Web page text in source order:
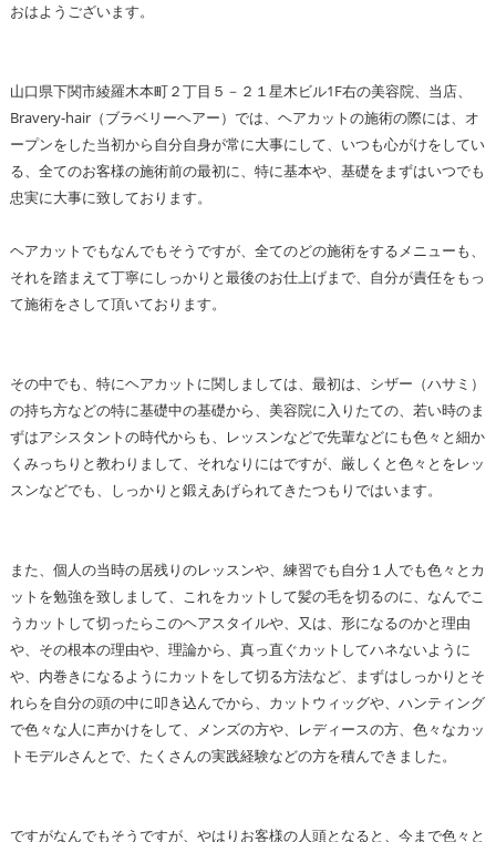
おはようございます。
山口県下関市綾羅木本町２丁目５－２１星木ビル1F右の美容院、当店、
Bravery-hair（ブラベリーヘアー）では、ヘアカットの施術の際には、オ
ープンをした当初から自分自身が常に大事にして、いつも心がけをしてい
る、全てのお客様の施術前の最初に、特に基本や、基礎をまずはいつでも
忠実に大事に致しております。
ヘアカットでもなんでもそうですが、全てのどの施術をするメニューも、
それを踏まえて丁寧にしっかりと最後のお仕上げまで、自分が責任をもっ
て施術をさして頂いております。
その中でも、特にヘアカットに関しましては、最初は、シザー（ハサミ）
の持ち方などの特に基礎中の基礎から、美容院に入りたての、若い時のま
ずはアシスタントの時代からも、レッスンなどで先輩などにも色々と細か
くみっちりと教わりまして、それなりにはですが、厳しくと色々とをレッ
スンなどでも、しっかりと鍛えあげられてきたつもりではいます。
また、個人の当時の居残りのレッスンや、練習でも自分１人でも色々とカ
ットを勉強を致しまして、これをカットして髪の毛を切るのに、なんでこ
うカットして切ったらこのヘアスタイルや、又は、形になるのかと理由
や、その根本の理由や、理論から、真っ直ぐカットしてハネないように
や、内巻きになるようにカットをして切る方法など、まずはしっかりとそ
れらを自分の頭の中に叩き込んでから、カットウィッグや、ハンティング
で色々な人に声かけをして、メンズの方や、レディースの方、色々なカッ
トモデルさんとで、たくさんの実践経験などの方を積んできました。
ですがなんでもそうですが、やはりお客様の人頭となると、今まで色々と